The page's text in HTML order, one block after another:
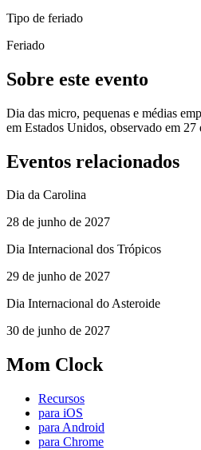
Tipo de feriado
Feriado
Sobre este evento
Dia das micro, pequenas e médias
em Estados Unidos, observado em 27
Eventos relacionados
Dia da Carolina
28 de junho de 2027
Dia Internacional dos Trópicos
29 de junho de 2027
Dia Internacional do Asteroide
30 de junho de 2027
Mom Clock
Recursos
para iOS
para Android
para Chrome